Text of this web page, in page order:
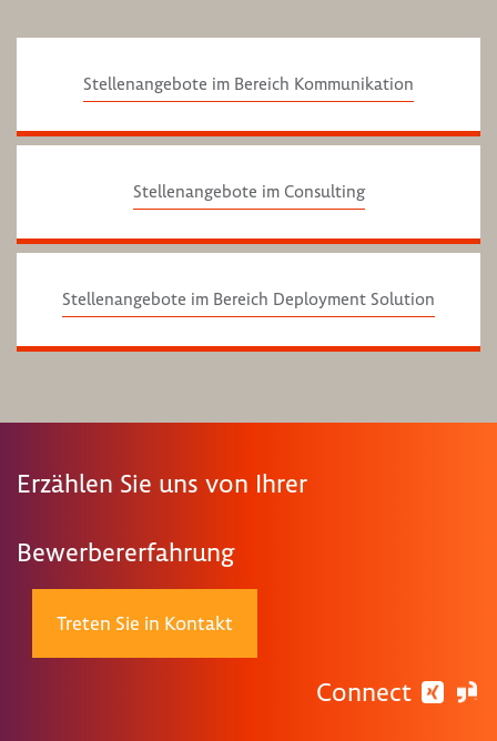
Stellenangebote im Bereich Kommunikation
Stellenangebote im Consulting
Stellenangebote im Bereich Deployment Solution
Erzählen Sie uns von Ihrer
Bewerbererfahrung
Treten Sie in Kontakt
Connect